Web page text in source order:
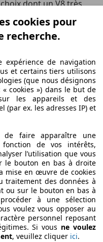
dont un V8 très
le V8 compte 235
carrosserie jaune
l'intérieur se veut plus
est optimisé. 1970 fut
calandre renouvelée,
modernisé. Le modèle
sport, de sièges
et de disques de
voiture d'occasion ?
toujours convaincu, la
fiable, encore
mais robuste lui a
réel problème. Dans les
se rappellent au bon
se situaient surtout
venue remplacer. Le
les années 1960 mais
aujourd'hui un regain
cookies pour
recherche.
de navigation
et certains tiers utilisons
(que nous désignons
cookies ») dans le but de
les appareils et des
(par ex. les adresses IP) et
faire apparaître une
de vos intérêts,
l’utilisation que vous
le bouton en bas à droite
mise en œuvre de cookies
traitement des données à
ou sur le bouton en bas à
à une sélection
voulez vous opposer au
personnel reposant
Si vous ne voulez
, veuillez cliquer ici.